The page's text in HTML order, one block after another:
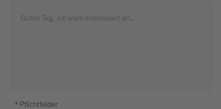
* Pflichtfelder